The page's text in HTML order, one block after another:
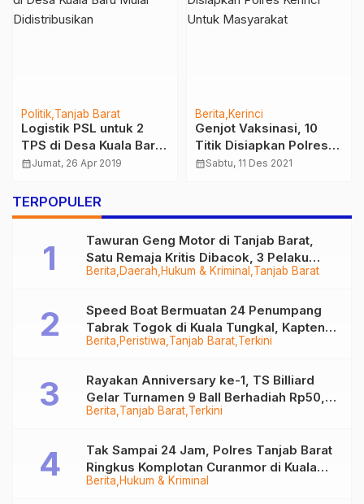
Politik Tanjab Barat
Logistik PSL untuk 2
TPS di Desa Kuala Baru
Mulai Didistribusikan
calendar_monthJumat, 26 Apr 2019
Berita Kerinci
Genjot Vaksinasi, 10
Titik Disiapkan Polres
Kerinci Untuk
calendar_monthSabtu, 11 Des 2021
TERPOPULER
Berita Daerah Hukum & Kriminal Tanjab Barat
Tawuran Geng Motor di Tanjab Barat,
Satu Remaja Kritis Dibacok, 3 Pelaku
Ditangkap
Berita Peristiwa Tanjab Barat Terkini
Speed Boat Bermuatan 24 Penumpang
Tabrak Togok di Kuala Tungkal, Kapten
Sempat Hilang
Berita Tanjab Barat Terkini
Rayakan Anniversary ke-1, TS Billiard
Gelar Turnamen 9 Ball Berhadiah Rp50,8
Juta
Berita Hukum & Kriminal
Tak Sampai 24 Jam, Polres Tanjab Barat
Ringkus Komplotan Curanmor di Kuala
Tungkal